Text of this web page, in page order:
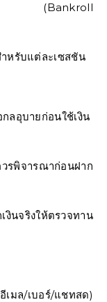
าณ (Bankroll
หรับแต่ละเซสชัน
ลอุบายก่อนใช้เงิน
รพิจารณาก่อนฝาก
นจริงให้ตรวจทาน
มล/เบอร์/แชทสด)